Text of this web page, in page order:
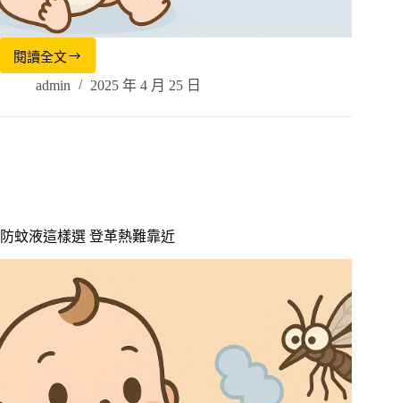
閱讀全文
admin 2025 年 4 月 25 日
防蚊液這樣選 登革熱難靠近